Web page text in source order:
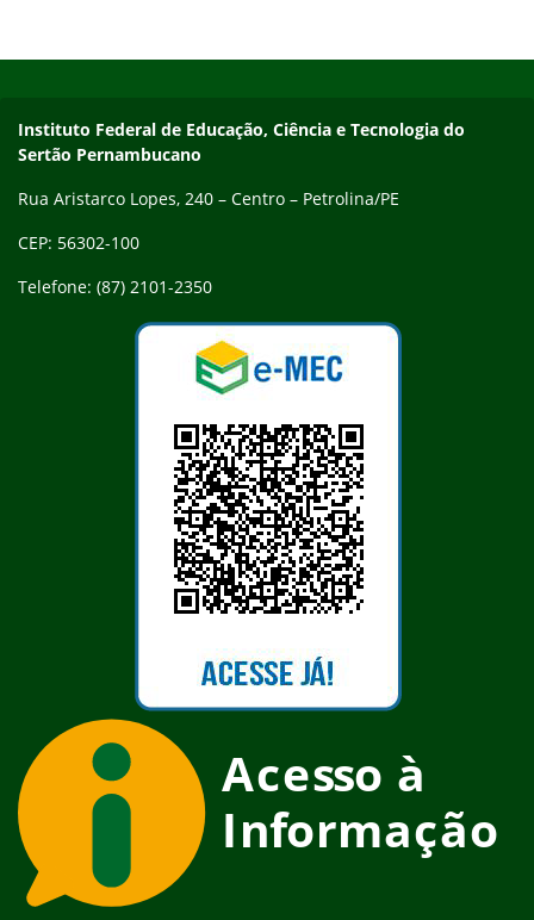
Endereço
Instituto Federal de Educação, Ciência e Tecnologia do
Sertão Pernambucano
Rua Aristarco Lopes, 240 – Centro – Petrolina/PE
CEP: 56302-100
Telefone: (87) 2101-2350